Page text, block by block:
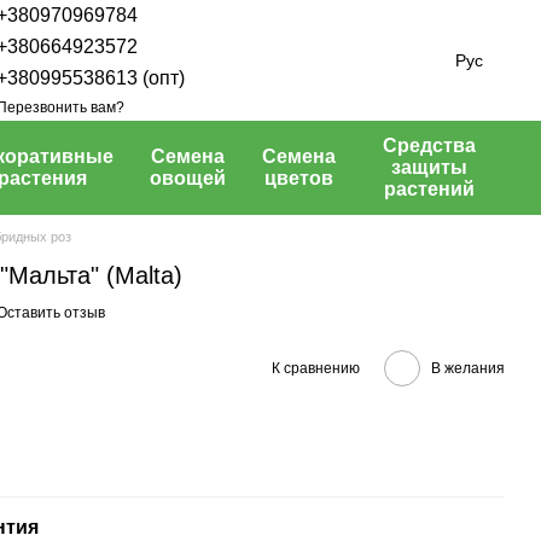
(опт)
вам?
Рус
растения
Семена
овощей
Семена
цветов
Средства
защиты
растений
роз
(Malta)
отзыв
К сравнению В желания